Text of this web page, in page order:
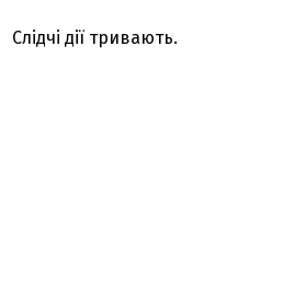
Слідчі дії тривають.